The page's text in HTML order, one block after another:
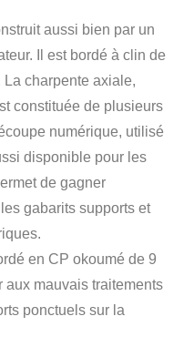
aussi bien par un
Il est bordé à clin de
La charpente axiale,
constituée de plusieurs
numérique, utilisé
disponible pour les
de gagner
gabarits supports et
en CP okoumé de 9
aux mauvais traitements
ponctuels sur la